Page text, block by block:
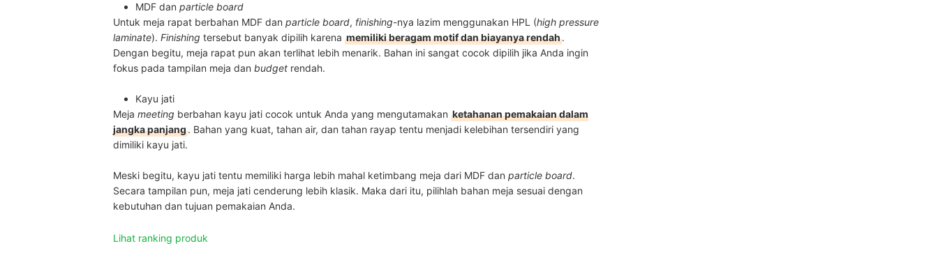
MDF dan particle board
Untuk meja rapat berbahan MDF dan particle board, finishing-nya lazim menggunakan HPL (high pressure
laminate). Finishing tersebut banyak dipilih karena memiliki beragam motif dan biayanya rendah.
Dengan begitu, meja rapat pun akan terlihat lebih menarik. Bahan ini sangat cocok dipilih jika Anda ingin
fokus pada tampilan meja dan budget rendah.
Kayu jati
Meja meeting berbahan kayu jati cocok untuk Anda yang mengutamakan ketahanan pemakaian dalam
jangka panjang. Bahan yang kuat, tahan air, dan tahan rayap tentu menjadi kelebihan tersendiri yang
dimiliki kayu jati.
Meski begitu, kayu jati tentu memiliki harga lebih mahal ketimbang meja dari MDF dan particle board.
Secara tampilan pun, meja jati cenderung lebih klasik. Maka dari itu, pilihlah bahan meja sesuai dengan
kebutuhan dan tujuan pemakaian Anda.
Lihat ranking produk